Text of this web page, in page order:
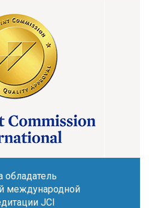
обладатель
международной
JCI